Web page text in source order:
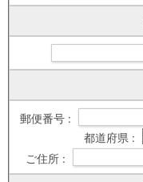
郵便番号 :
都道府県 :
ご住所 :